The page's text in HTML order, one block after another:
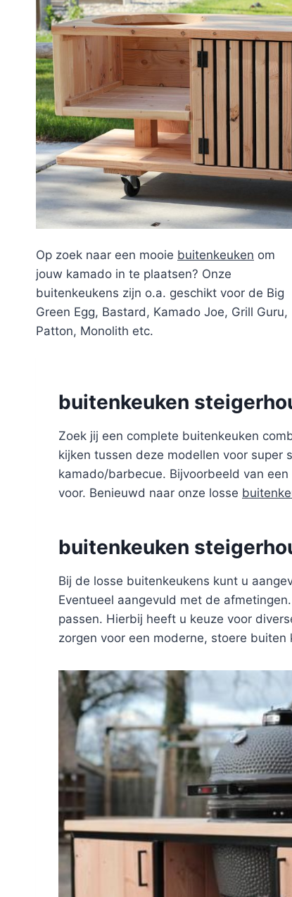
Op zoek naar een mooie buitenkeuken om
jouw kamado in te plaatsen? Onze
buitenkeukens zijn o.a. geschikt voor de Big
Green Egg, Bastard, Kamado Joe, Grill Guru,
Patton, Monolith etc.
buitenkeuken
Zoek jij een complete buitenkeuken
kijken tussen deze modellen voor
kamado/barbecue. Bijvoorbeeld van
voor. Benieuwd naar onze losse
buitenkeuken
Bij de losse buitenkeukens kunt u
Eventueel aangevuld met de
passen. Hierbij heeft u keuze voor
zorgen voor een moderne, stoere buiten